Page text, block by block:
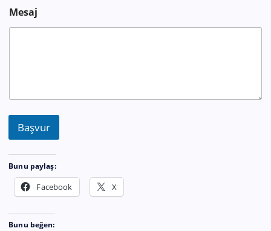
Mesaj
Başvur
Bunu paylaş:
Facebook X
Bunu beğen: